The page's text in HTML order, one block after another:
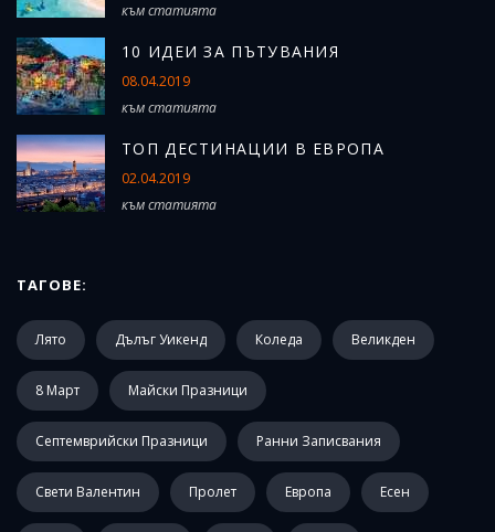
към статията
10 ИДЕИ ЗА ПЪТУВАНИЯ
08.04.2019
към статията
ТОП ДЕСТИНАЦИИ В ЕВРОПА
02.04.2019
към статията
ТАГОВЕ:
Лято Дълъг Уикенд Коледа Великден
8 Март Майски Празници
Септемврийски Празници Ранни Записвания
Свети Валентин Пролет Европа Есен